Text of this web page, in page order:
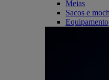
Meias
Sacos e
Equipamento